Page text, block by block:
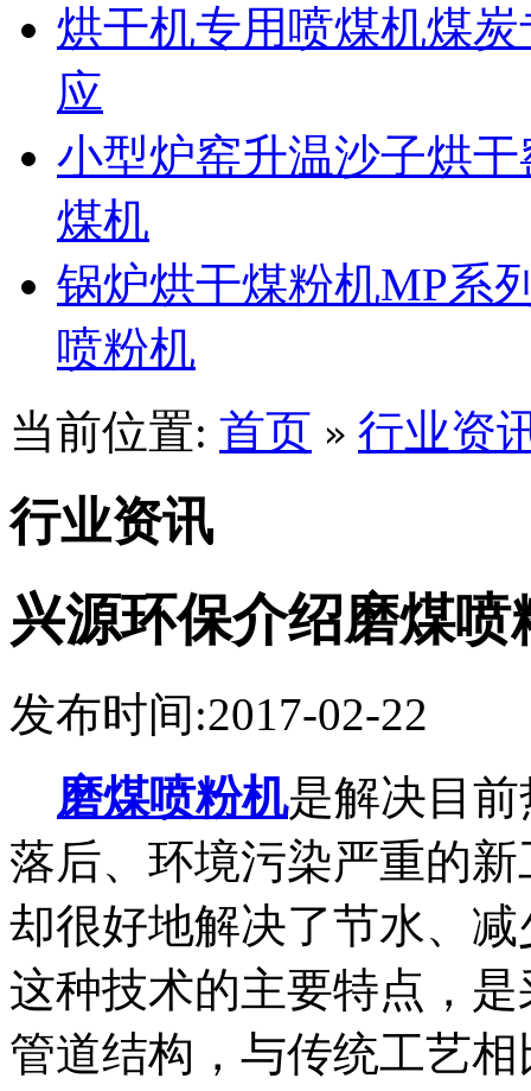
烘干机专用喷煤机煤
应
小型炉窑升温沙子烘
煤机
锅炉烘干煤粉机MP系
喷粉机
当前位置: 首页 » 行业资
行业资讯
兴源环保介绍磨煤喷
发布时间:2017-02-22
磨煤喷粉机是解决目
落后、环境污染严重的
却很好地解决了节水、
这种技术的主要特点，
管道结构，与传统工艺